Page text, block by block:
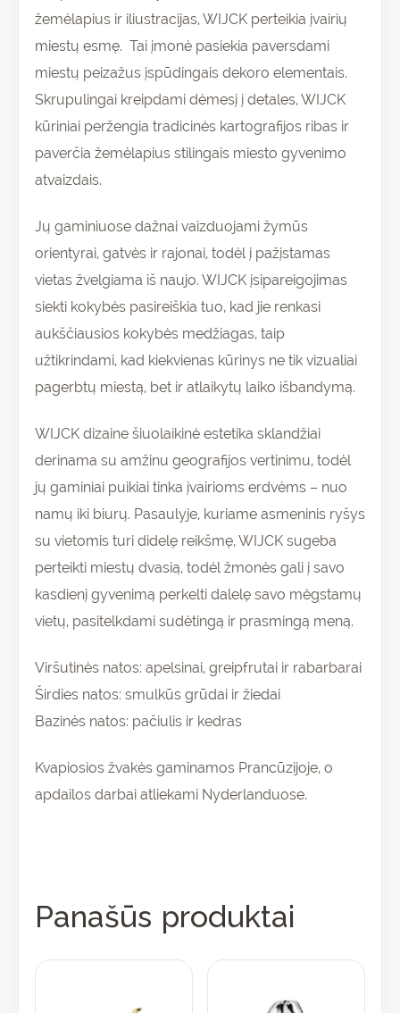
žemėlapius ir iliustracijas, WIJCK perteikia įvairių
miestų esmę. Tai įmonė pasiekia paversdami
miestų peizažus įspūdingais dekoro elementais.
Skrupulingai kreipdami dėmesį į detales, WIJCK
kūriniai peržengia tradicinės kartografijos ribas ir
paverčia žemėlapius stilingais miesto gyvenimo
atvaizdais.
Jų gaminiuose dažnai vaizduojami žymūs
orientyrai, gatvės ir rajonai, todėl į pažįstamas
vietas žvelgiama iš naujo. WIJCK įsipareigojimas
siekti kokybės pasireiškia tuo, kad jie renkasi
aukščiausios kokybės medžiagas, taip
užtikrindami, kad kiekvienas kūrinys ne tik vizualiai
pagerbtų miestą, bet ir atlaikytų laiko išbandymą.
WIJCK dizaine šiuolaikinė estetika sklandžiai
derinama su amžinu geografijos vertinimu, todėl
jų gaminiai puikiai tinka įvairioms erdvėms – nuo
namų iki biurų. Pasaulyje, kuriame asmeninis ryšys
su vietomis turi didelę reikšmę, WIJCK sugeba
perteikti miestų dvasią, todėl žmonės gali į savo
kasdienį gyvenimą perkelti dalelę savo mėgstamų
vietų, pasitelkdami sudėtingą ir prasmingą meną.
Viršutinės natos: apelsinai, greipfrutai ir rabarbarai
Širdies natos: smulkūs grūdai ir žiedai
Bazinės natos: pačiulis ir kedras
Kvapiosios žvakės gaminamos Prancūzijoje, o
apdailos darbai atliekami Nyderlanduose.
Panašūs produktai